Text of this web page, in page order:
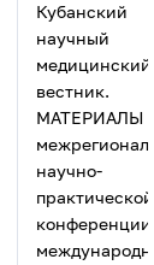
Кубанский
научный
медицинский
вестник.
МАТЕРИАЛЫ
научно-
практической
конференции